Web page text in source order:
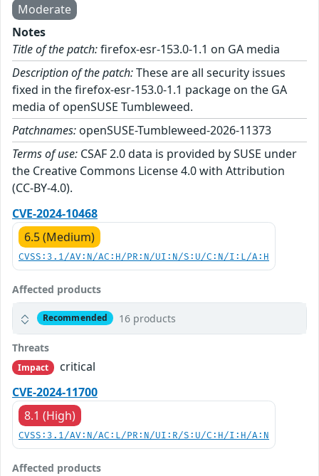
Moderate
Notes
Title of the patch:firefox-esr-153.0-1.1 on GA media
Description of the patch:These are all security issues
fixed in the firefox-esr-153.0-1.1 package on the GA
media of openSUSE Tumbleweed.
Patchnames: openSUSE-Tumbleweed-2026-11373
Terms of use: CSAF 2.0 data is provided by SUSE under
the Creative Commons License 4.0 with Attribution
(CC-BY-4.0).
CVE-2024-10468
6.5 (Medium)
CVSS:3.1/AV:N/AC:H/PR:N/UI:N/S:U/C:N/I:L/A:H
Affected products
Recommended 16 products
Threats
Impact
critical
CVE-2024-11700
8.1 (High)
CVSS:3.1/AV:N/AC:L/PR:N/UI:R/S:U/C:H/I:H/A:N
Affected products